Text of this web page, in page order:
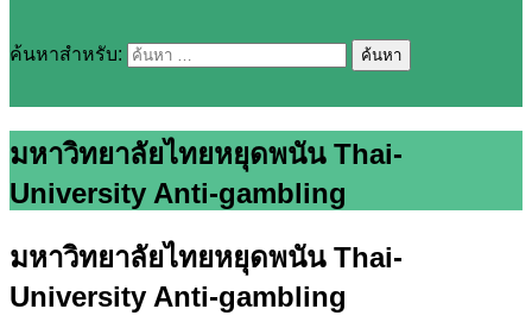
ค้นหาสำหรับ:
มหาวิทยาลัยไทยหยุดพนัน Thai-
University Anti-gambling
มหาวิทยาลัยไทยหยุดพนัน Thai-
University Anti-gambling